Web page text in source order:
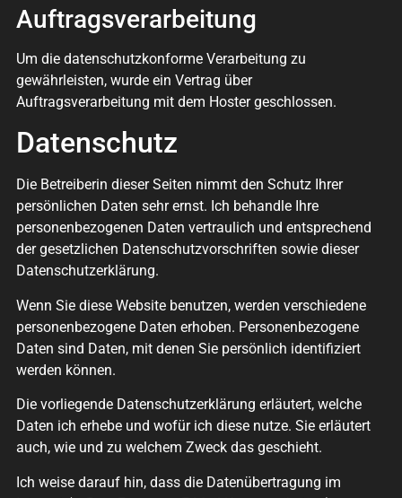
Auftragsverarbeitung
Um die datenschutzkonforme Verarbeitung zu
gewährleisten, wurde ein Vertrag über
Auftragsverarbeitung mit dem Hoster geschlossen.
Datenschutz
Die Betreiberin dieser Seiten nimmt den Schutz Ihrer
persönlichen Daten sehr ernst. Ich behandle Ihre
personenbezogenen Daten vertraulich und entsprechend
der gesetzlichen Datenschutzvorschriften sowie dieser
Datenschutzerklärung.
Wenn Sie diese Website benutzen, werden verschiedene
personenbezogene Daten erhoben. Personenbezogene
Daten sind Daten, mit denen Sie persönlich identifiziert
werden können.
Die vorliegende Datenschutzerklärung erläutert, welche
Daten ich erhebe und wofür ich diese nutze. Sie erläutert
auch, wie und zu welchem Zweck das geschieht.
Ich weise darauf hin, dass die Datenübertragung im